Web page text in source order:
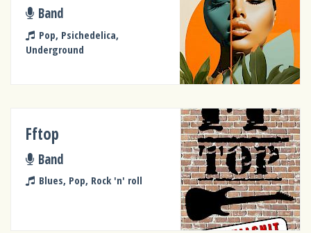
Band
Pop, Psichedelica,
Underground
Fftop
Band
Blues, Pop, Rock 'n' roll